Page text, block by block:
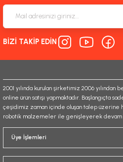
Ürün açıklamasında eksik bilgiler
Ürün bilgilerinde hatalar bulunuyor.
Ürün fiyatı diğer sitelerden daha pahalı.
Gönder
BİZİ TAKİP EDİN
2001 yılında kurulan şirketimiz 2006 yılından
online ürün satışı yapmaktadır. Başlangıçta
çeşidimiz zaman içinde oluşan talep üzerine
robotik malzemeler ile genişleyerek
Üye İşlemleri